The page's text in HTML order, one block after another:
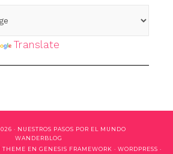
Translate
· NUESTROS PASOS POR EL MUNDO
WANDERBLOG
THEME EN GENESIS FRAMEWORK · WORDPRESS ·